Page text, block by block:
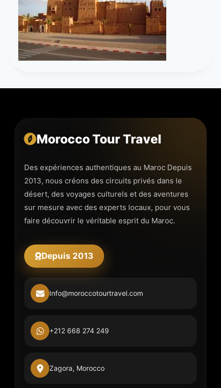
Morocco Tour Travel
Des expériences authentiques au Maroc Depuis
2013, nous créons des circuits privés dans le
désert, des voyages culturels et des aventures
sur mesure avec des experts locaux, pour vous
faire découvrir le véritable esprit du Maroc.
Depuis 2013
Info@moroccotourtravel.com
+212 668 274 249
Zagora, Morocco